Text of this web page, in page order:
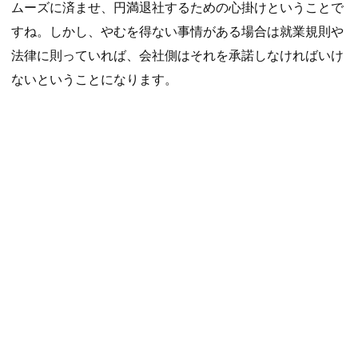
ムーズに済ませ、円満退社するための心掛けということで
すね。しかし、やむを得ない事情がある場合は就業規則や
法律に則っていれば、会社側はそれを承諾しなければいけ
ないということになります。